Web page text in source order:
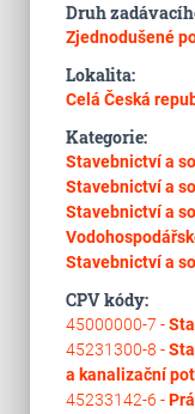
Druh
Zjednodušené
Lokalita:
Celá Česká
Kategorie:
Stavebnictví a
Stavebnictví a
Stavebnictví a
Stavebnictví a
CPV kódy:
45000000-7 -
45231300-8 -
a kanalizační
45233142-6 -